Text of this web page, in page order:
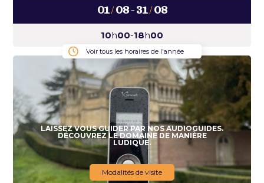
01/08-31/08
10h00-18h00
Voir tous les horaires de l'année
LAISSEZ VOUS GUIDER PAR NOS AUDIOGUIDES.
DÉCOUVREZ LE DOMAINE DE MANIÈRE
LUDIQUE.
Modalités de visite